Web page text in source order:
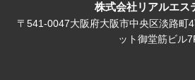
株式会社リアルエス
〒541-0047大阪府大阪市中央区淡路町
ット御堂筋ビル